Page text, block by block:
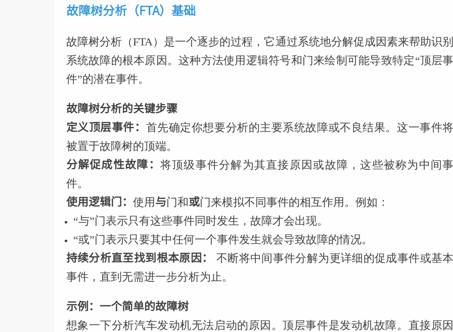
故障树分析（FTA）基础
故障树分析（FTA）是一个逐步的过程，它通过系统地分解促成因素来帮助识别
系统故障的根本原因。这种方法使用逻辑符号和门来绘制可能导致特定“顶层事
件”的潜在事件。
故障树分析的关键步骤
定义顶层事件： 首先确定你想要分析的主要系统故障或不良结果。这一事件将
被置于故障树的顶端。
分解促成性故障： 将顶级事件分解为其直接原因或故障，这些被称为中间事
件。
使用逻辑门： 使用 与门和或门来模拟不同事件的相互作用。例如：
“与”门表示只有这些事件同时发生，故障才会出现。
“或”门表示只要其中任何一个事件发生就会导致故障的情况。
持续分析直至找到根本原因：
不断将中间事件分解为更详细的促成事件或基本
事件，直到无需进一步分析为止。
示例：一个简单的故障树
想象一下分析汽车发动机无法启动的原因。顶层事件是发动机故障。直接原因